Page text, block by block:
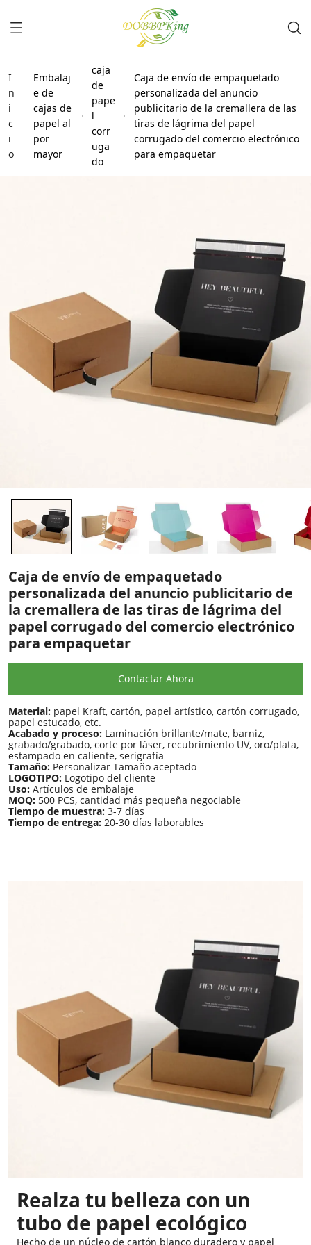
I
n
i
c
i
o
Embalaj
e de
cajas de
papel al
por
mayor
caja
de
pape
l
corr
uga
do
Caja de envío de empaquetado
personalizada del anuncio
publicitario de la cremallera de las
tiras de lágrima del papel
corrugado del comercio electrónico
para empaquetar
Caja de envío de empaquetado
personalizada del anuncio publicitario de
la cremallera de las tiras de lágrima del
papel corrugado del comercio electrónico
para empaquetar
Contactar Ahora
Material: papel Kraft, cartón, papel artístico, cartón corrugado,
papel estucado, etc.
Acabado y proceso: Laminación brillante/mate, barniz,
grabado/grabado, corte por láser, recubrimiento UV, oro/plata,
estampado en caliente, serigrafía
Tamaño: Personalizar Tamaño aceptado
LOGOTIPO: Logotipo del cliente
Uso: Artículos de embalaje
MOQ: 500 PCS, cantidad más pequeña negociable
Tiempo de muestra: 3-7 días
Tiempo de entrega: 20-30 días laborables
Realza tu belleza con un
tubo de papel ecológico
Hecho de un núcleo de cartón blanco duradero y papel